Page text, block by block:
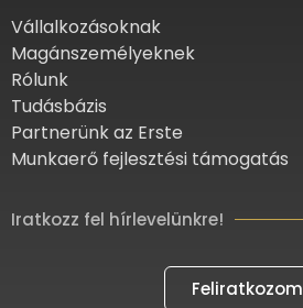
Vállalkozásoknak
Magánszemélyeknek
Rólunk
Tudásbázis
Partnerünk az Erste
Munkaerő fejlesztési támogatás
Iratkozz fel hírlevelünkre!
Feliratkozom